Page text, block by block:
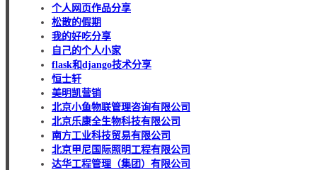
个人网页作品分享
松散的假期
我的好吃分享
自己的个人小家
flask和django技术分享
恒士轩
美明凯营销
北京小鱼物联管理咨询有限公司
北京乐康全生物科技有限公司
南方工业科技贸易有限公司
北京甲尼国际照明工程有限公司
达华工程管理（集团）有限公司